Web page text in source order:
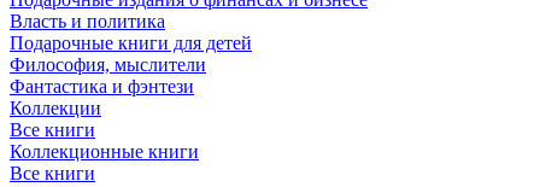
Власть и политика
Подарочные книги для детей
Философия, мыслители
Фантастика и фэнтези
Коллекции
Все книги
Коллекционные книги
Все книги